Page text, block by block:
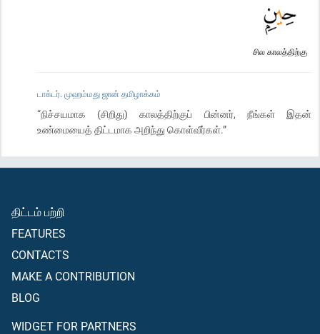
சில காலத்திற்கு
டாக்டர். முஹம்மது ஜான் தமிழாக்கம்
“நிச்சயமாக (சிறிது) காலத்திற்குப் பின்னர், நீங்கள் இதன்
உண்மையைத் திட்டமாக அறிந்து கொள்வீர்கள்.”
திட்டம் பற்றி
FEATURES
CONTACTS
MAKE A CONTRIBUTION
BLOG
WIDGET FOR PARTNERS